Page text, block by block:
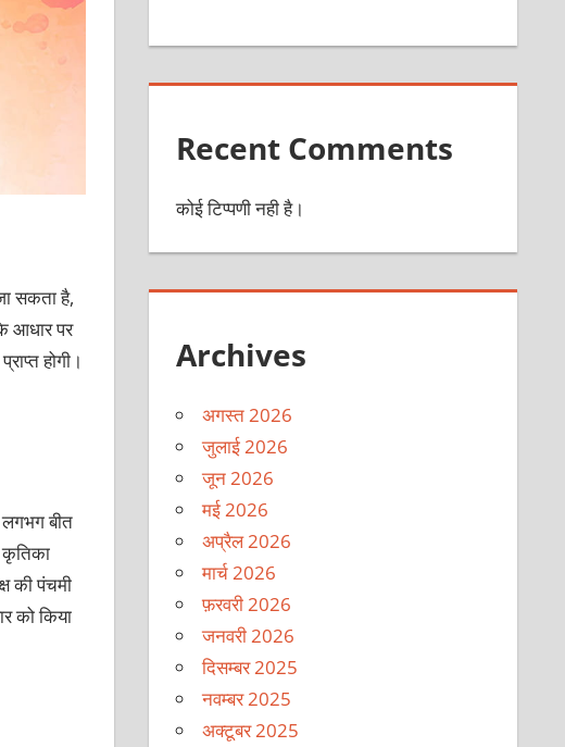
सकता है,
के आधार पर
होगी।
लगभग बीत
की पंचमी
को किया
Recent Comments
कोई टिप्पणी नही है।
Archives
अगस्त 2026
जुलाई 2026
जून 2026
मई 2026
अप्रैल 2026
मार्च 2026
फ़रवरी 2026
जनवरी 2026
दिसम्बर 2025
नवम्बर 2025
अक्टूबर 2025